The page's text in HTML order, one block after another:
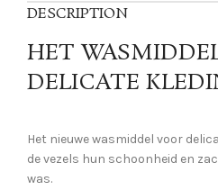
DESCRIPTION
HET
DELICATE
Het nieuwe wasmiddel voor
de vezels hun schoonheid en
was.